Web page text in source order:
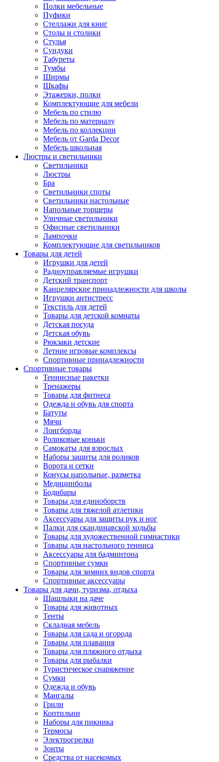
Полки мебельные
Пуфики
Стеллажи для книг
Столы и столики
Стулья
Сундуки
Табуреты
Тумбы
Ширмы
Шкафы
Этажерки, полки
Комплектующие для мебели
Мебель по стилю
Мебель по материалу
Мебель по коллекции
Мебель от Garda Decor
Мебель школьная
Люстры и светильники
Светильники
Люстры
Бра
Светильники споты
Светильники настольные
Напольные торшеры
Уличные светильники
Офисные светильники
Лампочки
Комплектующие для светильников
Товары для детей
Игрушки для детей
Радиоуправляемые игрушки
Детский транспорт
Канцелярские принадлежности для школы
Игрушки антистресс
Текстиль для детей
Товары для детской комнаты
Детская посуда
Детская обувь
Рюкзаки детские
Летние игровые комплексы
Спортивные принадлежности
Спортивные товары
Теннисные ракетки
Тренажеры
Товары для фитнеса
Одежда и обувь для спорта
Батуты
Мячи
Лонгборды
Роликовые коньки
Самокаты для взрослых
Наборы защиты для роликов
Ворота и сетки
Конусы напольные, разметка
Медицинболы
Бодибары
Товары для единоборств
Товары для тяжелой атлетики
Аксессуары для защиты рук и ног
Палки для скандинавской ходьбы
Товары для художественной гимнастики
Товары для настольного тенниса
Аксессуары для бадминтона
Спортивные сумки
Товары для зимних видов спорта
Спортивные аксессуары
Товары для дачи, туризма, отдыха
Шашлыки на даче
Товары для животных
Тенты
Складная мебель
Товары для сада и огорода
Товары для плавания
Товары для пляжного отдыха
Товары для рыбалки
Туристическое снаряжение
Сумки
Одежда и обувь
Мангалы
Грили
Коптильни
Наборы для пикника
Термосы
Электрогрелки
Зонты
Средства от насекомых